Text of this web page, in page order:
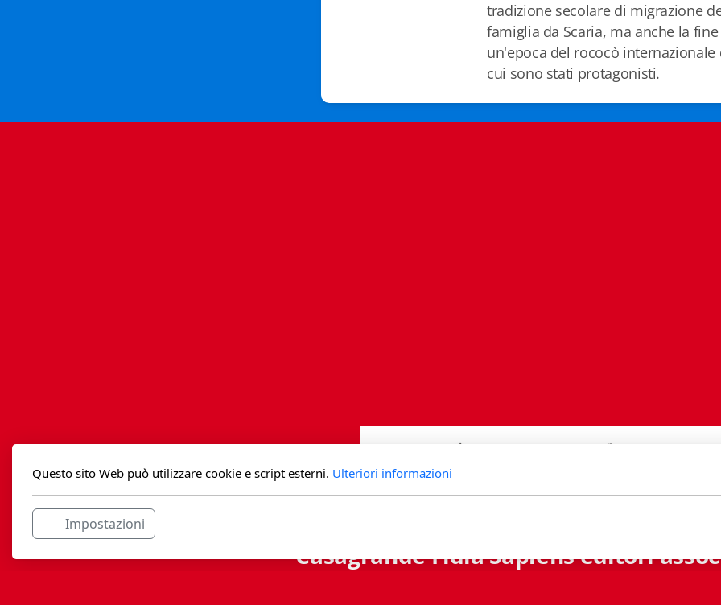
tradizione secolare di migrazione
famiglia da Scaria, ma anche la
un'epoca del rococò internazionale
cui sono stati protagonisti.
Casagrande Fidia Sapiens editori
Questo sito Web può utilizzare cookie e script esterni. Ulteriori informazioni
Impostazioni